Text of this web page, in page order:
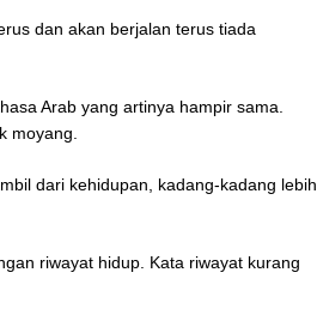
dan akan berjalan terus tiada
Arab yang artinya hampir sama.
moyang.
dari kehidupan, kadang-kadang lebih
riwayat hidup. Kata riwayat kurang